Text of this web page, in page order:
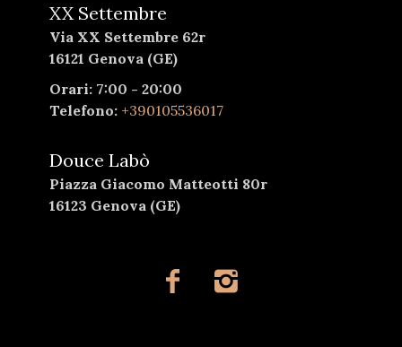
XX Settembre
Via XX Settembre 62r
16121 Genova (GE)
Orari: 7:00 - 20:00
Telefono: +390105536017
Douce Labò
Piazza Giacomo Matteotti 80r
16123 Genova (GE)